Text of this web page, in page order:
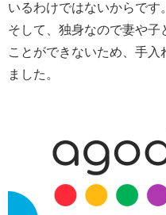
いるわけではないからです。
そして、独身なので妻や子
ことができないため、手入
ました。